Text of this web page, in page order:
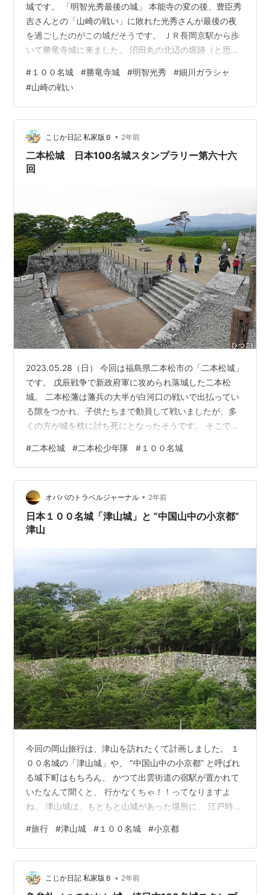
城です。 「明智光秀最後の城」 本能寺の変の後、豊臣秀
吉さんとの「山崎の戦い」に敗れた光秀さんが最後の夜
を過ごしたのがこの城だそうです。 ＪＲ長岡京駅から歩
いて勝竜寺城に来ました。 沼田丸の北辺の堀跡（と思わ
城、駅からきて最初にぶつかったのが沼田丸跡でした。
沼田丸の井戸跡 本丸に向かいます。 本丸西辺土塁の天主
跡 本丸西側の土塁上には、天主(殿主)が有ったのではな
いか、と考えられているそうです。 本丸から土塁に上が
ってみます。 南側が天主の推定ポイント 現地説明板の推
定図 安土城よ…
# １００名城 #勝竜寺城 #明智光秀 #細川ガラシャ
#山崎の戦い
こじか日記 私家版Ｂ • 2年前
二本松城 日本100名城スタンプラリー第六十六
回
2023.05.28（日） 今回は福島県二本松市の「二本松城」
です。 戊辰戦争で新政府軍に攻められ落城した二本松
城。 二本松藩は藩兵の大半が白河口の戦いで出払ってい
る隙をつかれ、子供たちまで動員して戦いましたが、多
くの方が城を枕に討ち死にとなったそうです。 そこで奮
とともに語り継がれています。 東櫓台から見る、山頂の
本丸の様子 本丸石垣は1995年（平成7年）6月に復元さ
れたそうです。 １００名城スタンプは二本松市歴史観光
施設「にほんまつ城報館」でGETしました。 二本松城
へ！ 磐梯熱海温泉の宿を出て、高速を飛ばして二本松城
にやって来ました。 …
#二本松城 #二本松少年隊 # １００名城
オババのトラベルジャーナル • 2年前
日本１００名城「津山城」と ”中国山中の小京都”
津山
今回の岡山旅行は、津山を訪れたくて計画しました。 １
００名城の「津山城」や、 "中国山中の小京都” と呼ばれ
る城下町はもちろん、 かつて出雲街道の宿駅が置かれて
いたなんて聞くと、 行かなくちゃ！！ってなりますよ
ね。 津山城は、もともと山城があった場所に、 江戸時代
政は、”あの”森蘭丸の弟だそうです。 （あのってどの？
と言われそうですが、 信長の元で活躍した”あの”森蘭丸
です） 森氏４代の後、松平氏９代によって治められまし
たが、 明治の廃城令で、建物はすべて壊され、石垣のみ
が残りました。 下から見えるこの建物は、 平成１７年に
#旅行 #津山城 # １００名城 #小京都
こじか日記 私家版Ｂ • 2年前